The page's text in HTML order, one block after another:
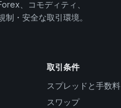
、コモディティ、
・安全な取引環境。
取引条件
スプレッドと手数料
スワップ